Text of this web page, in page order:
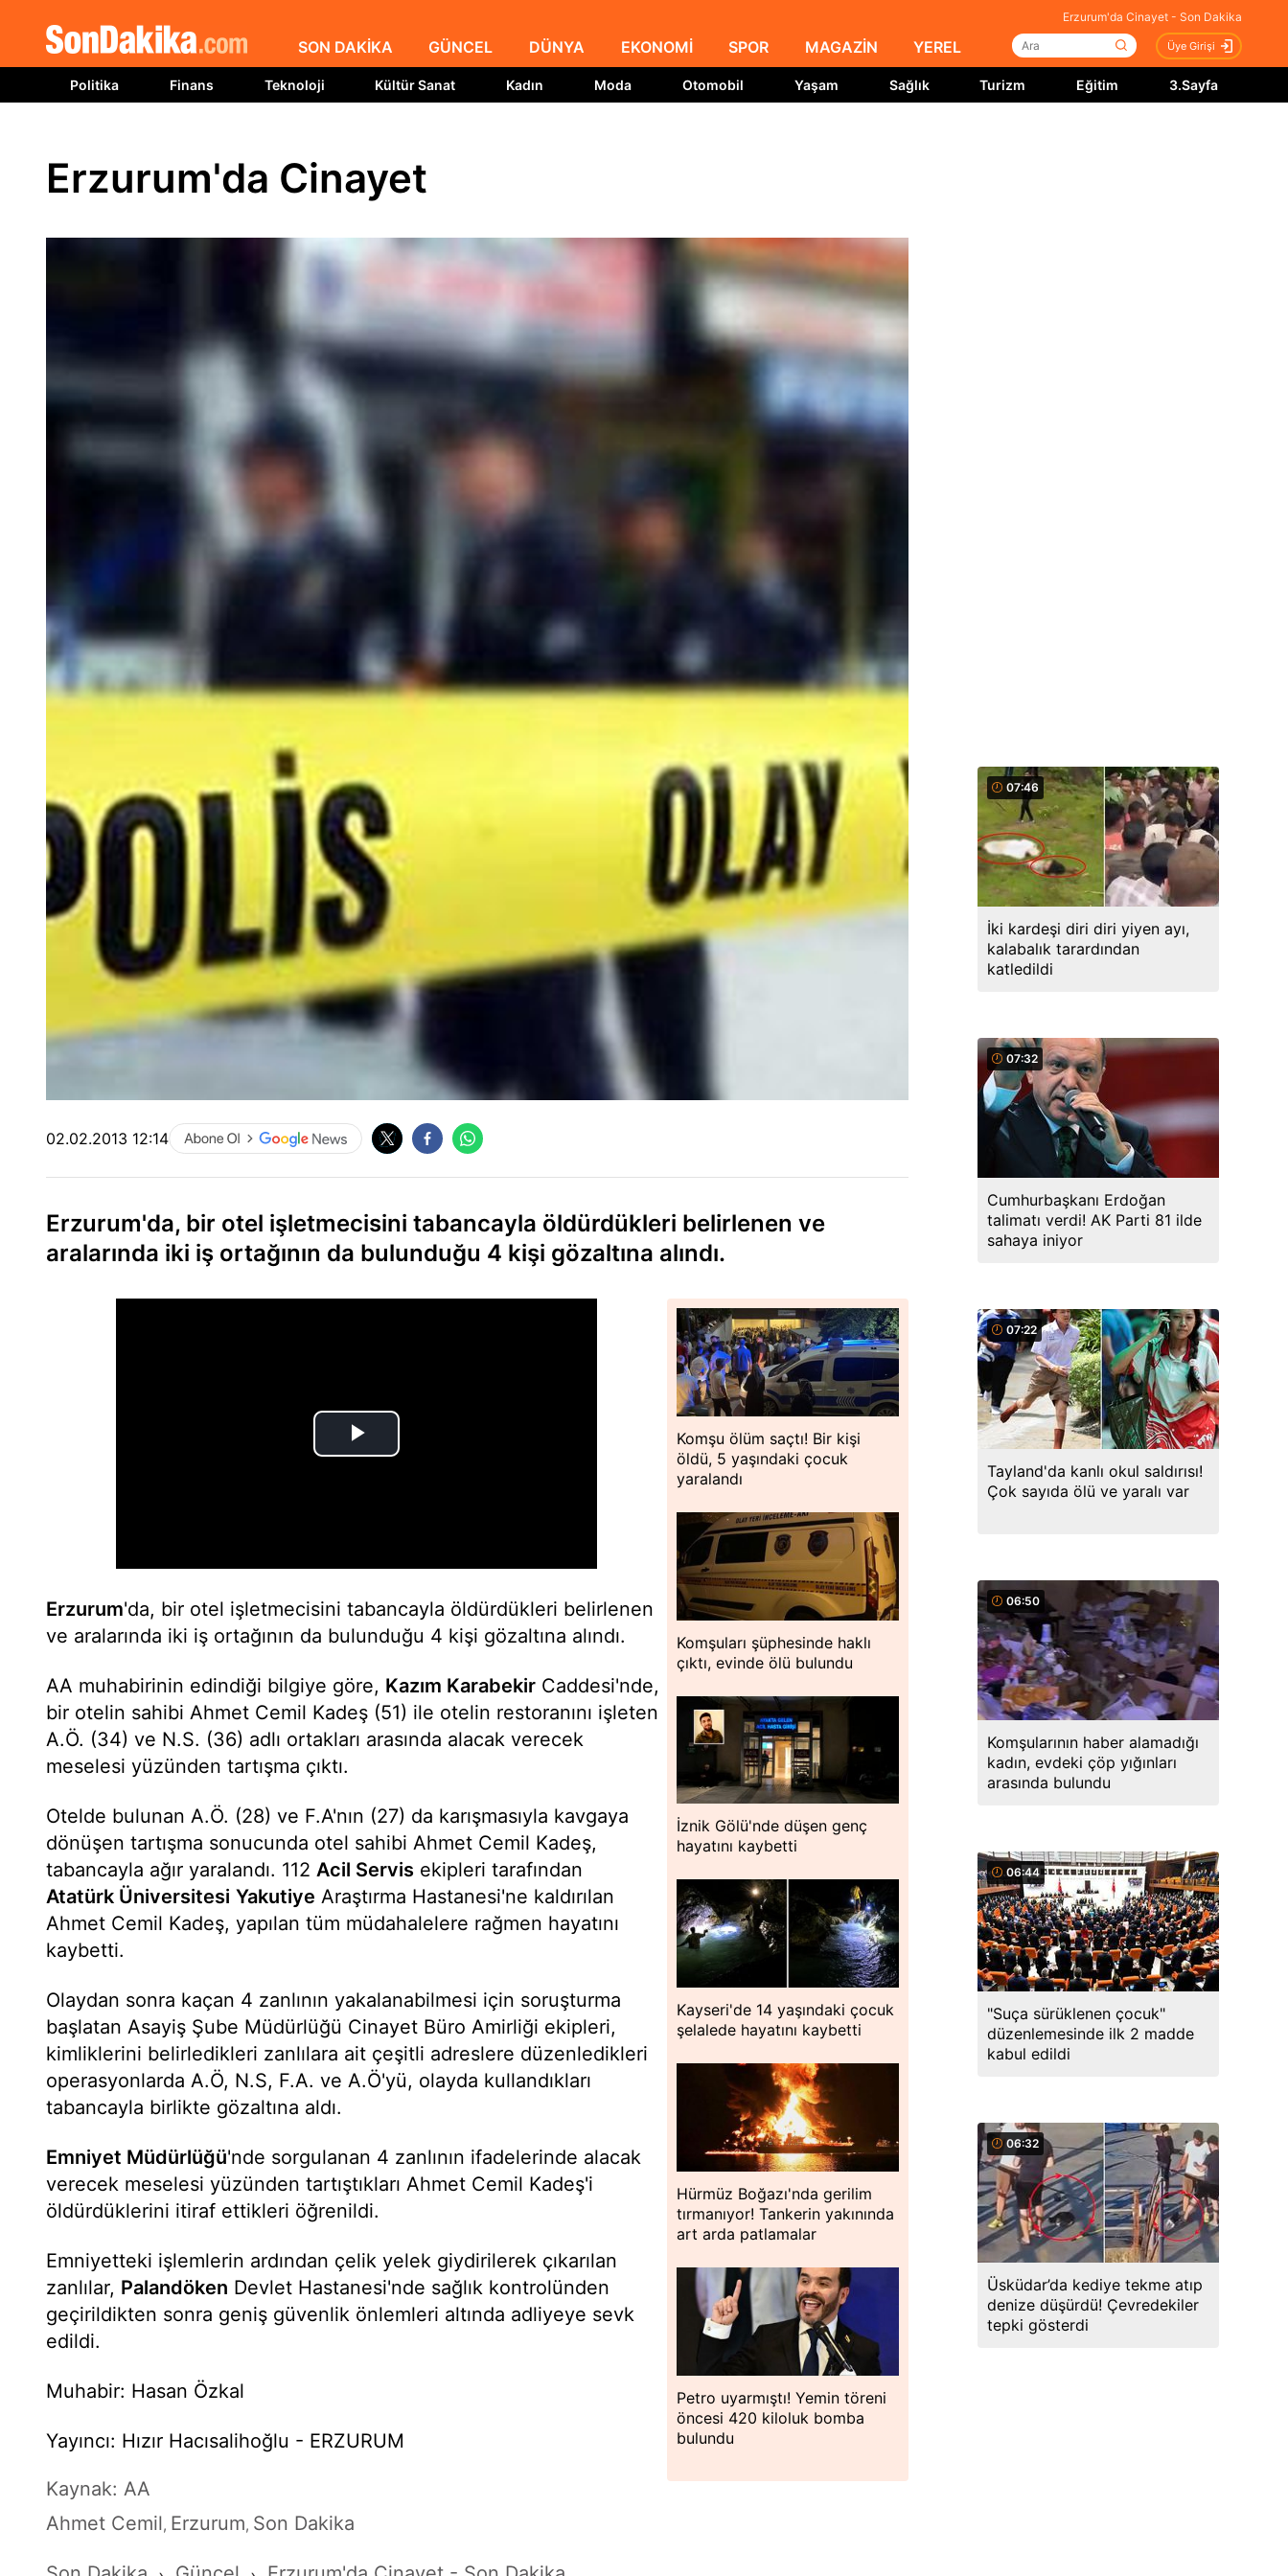
Erzurum'da Cinayet - Son Dakika
SON DAKİKA GÜNCEL DÜNYA EKONOMİ SPOR MAGAZİN YEREL Üye Girişi
Politika Finans Teknoloji Kültür Sanat Kadın Moda Otomobil Yaşam Sağlık Turizm Eğitim 3.Sayfa
Erzurum'da Cinayet
02.02.2013 12:14
Erzurum'da, bir otel işletmecisini tabancayla öldürdükleri belirlenen ve
aralarında iki iş ortağının da bulunduğu 4 kişi gözaltına alındı.
Erzurum'da, bir otel işletmecisini tabancayla öldürdükleri belirlenen
ve aralarında iki iş ortağının da bulunduğu 4 kişi gözaltına alındı.
AA muhabirinin edindiği bilgiye göre, Kazım Karabekir Caddesi'nde,
bir otelin sahibi Ahmet Cemil Kadeş (51) ile otelin restoranını işleten
A.Ö. (34) ve N.S. (36) adlı ortakları arasında alacak verecek
meselesi yüzünden tartışma çıktı.
Otelde bulunan A.Ö. (28) ve F.A'nın (27) da karışmasıyla kavgaya
dönüşen tartışma sonucunda otel sahibi Ahmet Cemil Kadeş,
tabancayla ağır yaralandı. 112 Acil Servis ekipleri tarafından
Atatürk Üniversitesi Yakutiye Araştırma Hastanesi'ne kaldırılan
Ahmet Cemil Kadeş, yapılan tüm müdahalelere rağmen hayatını
kaybetti.
Olaydan sonra kaçan 4 zanlının yakalanabilmesi için soruşturma
başlatan Asayiş Şube Müdürlüğü Cinayet Büro Amirliği ekipleri,
kimliklerini belirledikleri zanlılara ait çeşitli adreslere düzenledikleri
operasyonlarda A.Ö, N.S, F.A. ve A.Ö'yü, olayda kullandıkları
tabancayla birlikte gözaltına aldı.
Emniyet Müdürlüğü'nde sorgulanan 4 zanlının ifadelerinde alacak
verecek meselesi yüzünden tartıştıkları Ahmet Cemil Kadeş'i
öldürdüklerini itiraf ettikleri öğrenildi.
Emniyetteki işlemlerin ardından çelik yelek giydirilerek çıkarılan
zanlılar, Palandöken Devlet Hastanesi'nde sağlık kontrolünden
geçirildikten sonra geniş güvenlik önlemleri altında adliyeye sevk
edildi.
Muhabir: Hasan Özkal
Yayıncı: Hızır Hacısalihoğlu - ERZURUM
Kaynak: AA
Ahmet Cemil, Erzurum, Son Dakika
Komşu ölüm saçtı! Bir kişi
öldü, 5 yaşındaki çocuk
yaralandı
Komşuları şüphesinde haklı
çıktı, evinde ölü bulundu
İznik Gölü'nde düşen genç
hayatını kaybetti
Kayseri'de 14 yaşındaki çocuk
şelalede hayatını kaybetti
Hürmüz Boğazı'nda gerilim
tırmanıyor! Tankerin yakınında
art arda patlamalar
Petro uyarmıştı! Yemin töreni
öncesi 420 kiloluk bomba
bulundu
07:46
İki kardeşi diri diri yiyen ayı,
kalabalık tarardından
katledildi
07:32
Cumhurbaşkanı Erdoğan
talimatı verdi! AK Parti 81 ilde
sahaya iniyor
07:22
Tayland'da kanlı okul saldırısı!
Çok sayıda ölü ve yaralı var
06:50
Komşularının haber alamadığı
kadın, evdeki çöp yığınları
arasında bulundu
06:44
"Suça sürüklenen çocuk"
düzenlemesinde ilk 2 madde
kabul edildi
06:32
Üsküdar’da kediye tekme atıp
denize düşürdü! Çevredekiler
tepki gösterdi